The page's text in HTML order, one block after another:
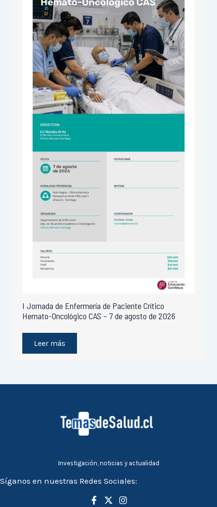
I Jornada de Enfermería de Paciente Crítico
Hemato-Oncológico CAS – 7 de agosto de 2026
Leer más
Investigación, noticias y actualidad
Síganos en nuestras Redes Sociales: